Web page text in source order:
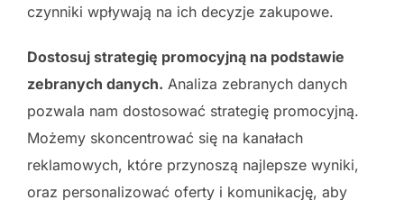
czynniki wpływają na ich decyzje zakupowe.
Dostosuj strategię promocyjną na podstawie
zebranych danych. Analiza zebranych danych
pozwala nam dostosować strategię promocyjną.
Możemy skoncentrować się na kanałach
reklamowych, które przynoszą najlepsze wyniki,
oraz personalizować oferty i komunikację, aby